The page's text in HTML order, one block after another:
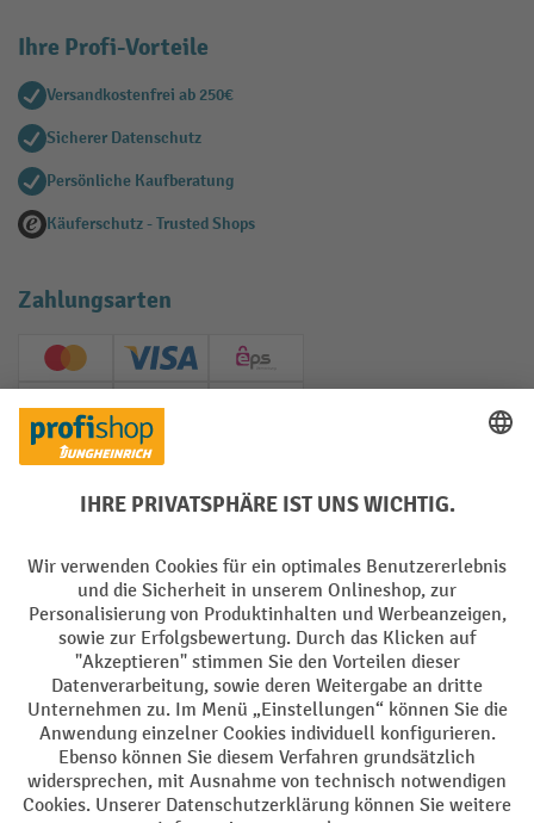
Ihre Profi-Vorteile
Versandkostenfrei ab 250€
Sicherer Datenschutz
Persönliche Kaufberatung
Käuferschutz - Trusted Shops
Zahlungsarten
Creditcard (Master)Creditcard (Visa)
EPS
PayPal
Soziale Netzwerke
Impressum Datenschutz
Barrierefreiheit Privacy Settings
Alle Preise exkl. gesetzl. Mehrwertsteuer zzgl.Versandkostenund ggf.
Nachnahmegebühren, wenn nicht anders angegeben.